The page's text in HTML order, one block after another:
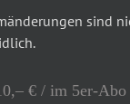
sind
€ / im 5er-Abo